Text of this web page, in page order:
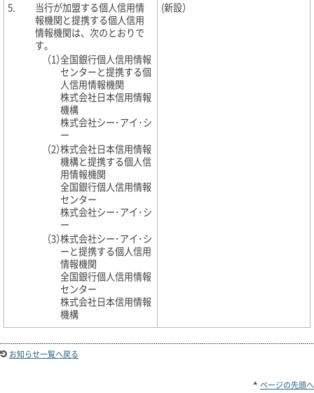
5.
当行が加盟する個人信用情
報機関と提携する個人信用
情報機関は、次のとおりで
す。
（1）全国銀行個人信用情報
センターと提携する個
人信用情報機関
株式会社日本信用情報
機構
株式会社シー･アイ･シ
ー
（2）株式会社日本信用情報
機構と提携する個人信
用情報機関
全国銀行個人信用情報
センター
株式会社シー･アイ･シ
ー
（3）株式会社シー･アイ･シ
ーと提携する個人信用
情報機関
全国銀行個人信用情報
センター
株式会社日本信用情報
機構
(新設）
お知らせ一覧へ戻る
ページの先頭へ